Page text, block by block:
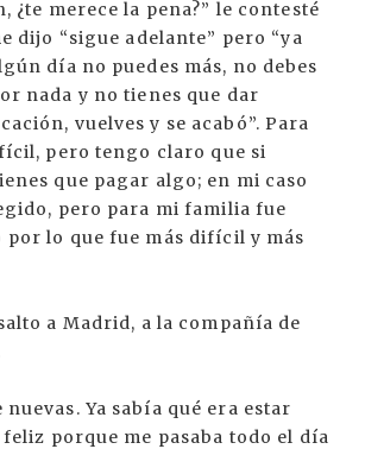
¿te merece la pena?” le contesté
dijo “sigue adelante” pero “ya
día no puedes más, no debes
nada y no tienes que dar
vuelves y se acabó”. Para
pero tengo claro que si
que pagar algo; en mi caso
pero para mi familia fue
por lo que fue más difícil y más
a Madrid, a la compañía de
Ya sabía qué era estar
porque me pasaba todo el día